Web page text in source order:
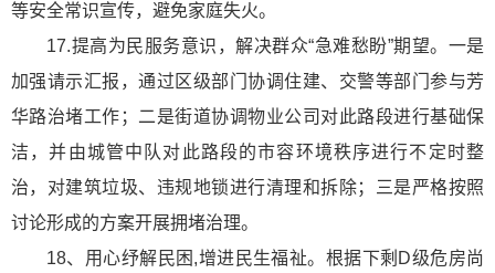
等安全常识宣传，避免家庭失火。
17.提高为民服务意识，解决群众“急难愁盼”期望。一是
加强请示汇报，通过区级部门协调住建、交警等部门参与芳
华路治堵工作；二是街道协调物业公司对此路段进行基础保
洁，并由城管中队对此路段的市容环境秩序进行不定时整
治，对建筑垃圾、违规地锁进行清理和拆除；三是严格按照
讨论形成的方案开展拥堵治理。
18、用心纾解民困,增进民生福祉。根据下剩D级危房尚